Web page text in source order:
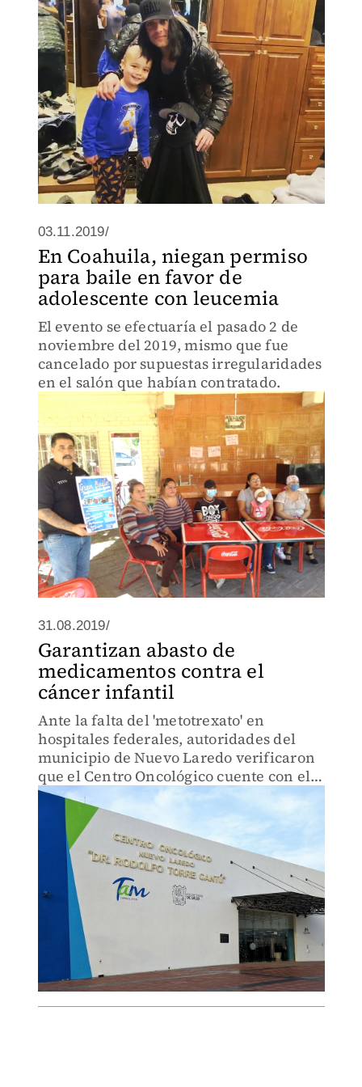
03.11.2019/
En Coahuila, niegan permiso
para baile en favor de
adolescente con leucemia
El evento se efectuaría el pasado 2 de
noviembre del 2019, mismo que fue
cancelado por supuestas irregularidades
en el salón que habían contratado.
31.08.2019/
Garantizan abasto de
medicamentos contra el
cáncer infantil
Ante la falta del 'metotrexato' en
hospitales federales, autoridades del
municipio de Nuevo Laredo verificaron
que el Centro Oncológico cuente con el
fármaco